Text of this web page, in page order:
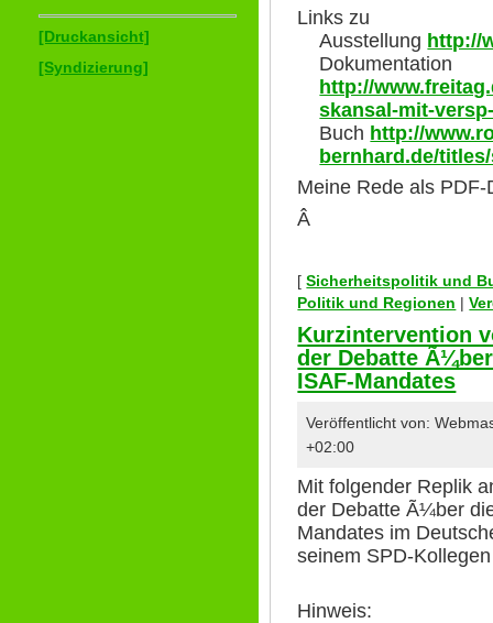
[Druckansicht]
[Syndizierung]
Links zu
Ausstellung http://
Dokumentation
http://
skansal-mit-
Buch http://
bernhard.de/
Meine Rede als
Â
[Sicherheitspolitik und
Politik und Regionen |
Kurzintervention
der Debatte
ISAF-Mandates
Veröffentlicht von:
+02:00
Mit folgender Replik
der Debatte Ã¼ber
Mandates im
seinem SPD-
Hinweis: